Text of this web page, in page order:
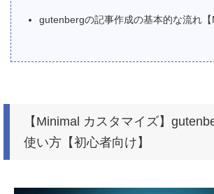
gutenbergの記事作成の基本的な流れ【
【Minimal カスタマイズ】
使い方【初心者向け】